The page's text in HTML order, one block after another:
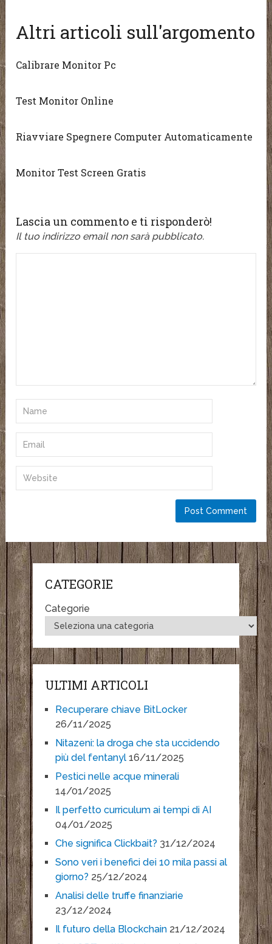
Altri articoli sull'argomento
Calibrare Monitor Pc
Test Monitor Online
Riavviare Spegnere Computer Automaticamente
Monitor Test Screen Gratis
Lascia un commento e ti risponderò!
Il tuo indirizzo email non sarà pubblicato.
CATEGORIE
Categorie
ULTIMI ARTICOLI
Recuperare chiave BitLocker
26/11/2025
Nitazeni: la droga che sta uccidendo
più del fentanyl 16/11/2025
Pestici nelle acque minerali
14/01/2025
Il perfetto curriculum ai tempi di AI
04/01/2025
Che significa Clickbait? 31/12/2024
Sono veri i benefici dei 10 mila passi al
giorno? 25/12/2024
Analisi delle truffe finanziarie
23/12/2024
Il futuro della Blockchain 21/12/2024